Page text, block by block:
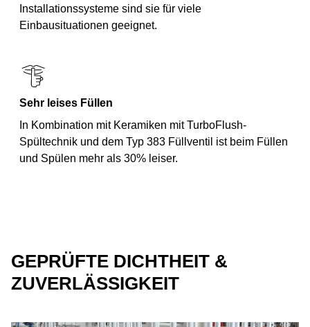
Installationssysteme sind sie für viele
Einbausituationen geeignet.
Sehr leises Füllen
In Kombination mit Keramiken mit TurboFlush-
Spültechnik und dem Typ 383 Füllventil ist beim Füllen
und Spülen mehr als 30% leiser.
GEPRÜFTE DICHTHEIT &
ZUVERLÄSSIGKEIT